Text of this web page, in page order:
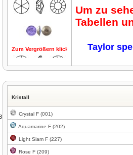
Zum Vergrößern klicken Zum Vergrößern
Zum Vergrößern klicken
Um zu
Tabellen
Taylor
Kristall
Crystal F (001)
Aquamarine F (202)
Light Siam F (227)
Rose F (209)